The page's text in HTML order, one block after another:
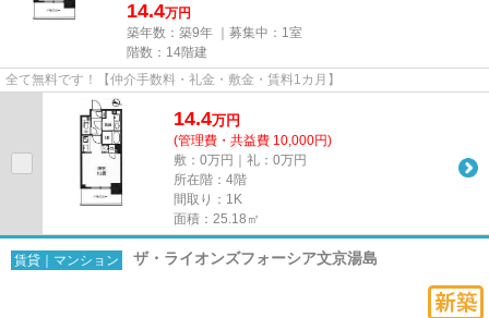
14.4万円
築年数：築9年 ｜募集中： 1室
階数：14階建
全て無料です！【仲介手数料・礼金・敷金・賃料1カ月】
14.4万円
(管理費・共益費 10,000円)
敷：0万円｜礼：0万円
所在階：4階
間取り：1K
面積：25.18㎡
賃貸｜マンション ザ・ライオンズフォーシア文京湯島